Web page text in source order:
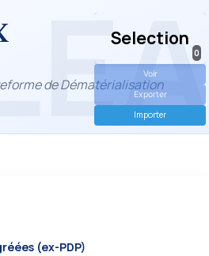
de Dématérialisation
(ex-PDP)
Selection
0
Voir
Exporter
Importer